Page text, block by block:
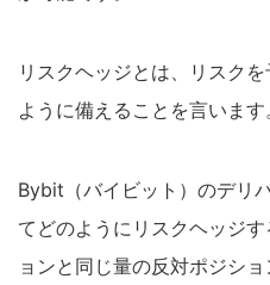
リスクヘッジとは、リスク
ように備えることを言います
Bybit（バイビット）のデリ
てどのようにリスクヘッジ
ョンと同じ量の反対ポジシ